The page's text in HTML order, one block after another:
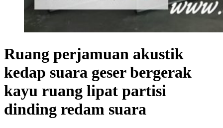
Ruang perjamuan akustik
kedap suara geser bergerak
kayu ruang lipat partisi
dinding redam suara